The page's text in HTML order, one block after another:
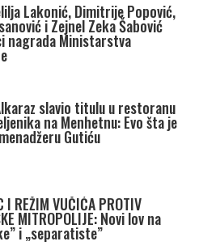
Lakonić, Dimitrije Popović,
i Zejnel Zeka Šabović
nagrada Ministarstva
slavio titulu u restoranu
na Menhetnu: Evo šta je
Gutiću
I REŽIM VUČIĆA PROTIV
MITROPOLIJE: Novi lov na
i „separatiste”